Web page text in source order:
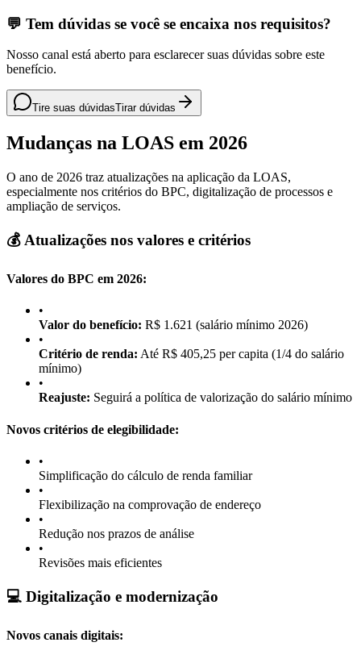
💬 Tem dúvidas se você se encaixa nos requisitos?
Nosso canal está aberto para esclarecer suas dúvidas sobre este
benefício.
Tire suas dúvidasTirar dúvidas
Mudanças na LOAS em 2026
O ano de 2026 traz atualizações na aplicação da LOAS,
especialmente nos critérios do BPC, digitalização de processos e
ampliação de serviços.
💰 Atualizações nos valores e critérios
Valores do BPC em 2026:
•
Valor do benefício: R$ 1.621 (salário mínimo 2026)
•
Critério de renda: Até R$ 405,25 per capita (1/4 do salário
mínimo)
•
Reajuste: Seguirá a política de valorização do salário mínimo
Novos critérios de elegibilidade:
•
Simplificação do cálculo de renda familiar
•
Flexibilização na comprovação de endereço
•
Redução nos prazos de análise
•
Revisões mais eficientes
💻 Digitalização e modernização
Novos canais digitais: